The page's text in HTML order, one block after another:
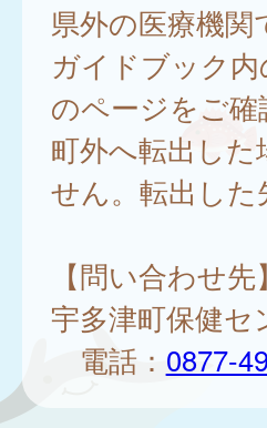
県外の医療機
ガイドブック
のページをご確
町外へ転出し
せん。転出し
【問い合わせ先】
宇多津町保健セ
電話： 0877-